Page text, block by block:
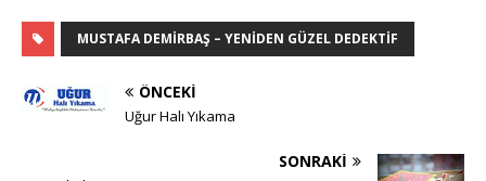
MUSTAFA DEMIRBAŞ – YENIDEN GÜZEL DEDEKTIF
ÖNCEKI
Uğur Halı Yıkama
SONRAKI